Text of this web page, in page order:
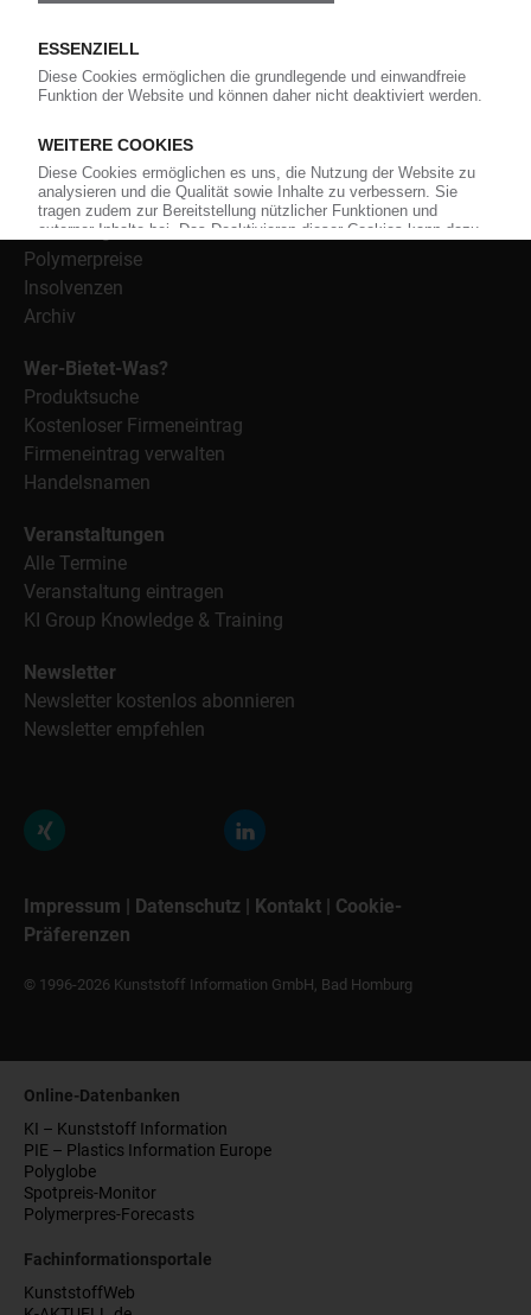
Bezugsquellen für den Einkauf sowie nützlichen Service-
Informationen wie Handelsnamen und Veranstaltungen.
Nachrichten
Alle Nachrichten
Branche
Technologie
Polymerpreise
Insolvenzen
Archiv
Wer-Bietet-Was?
Produktsuche
Kostenloser Firmeneintrag
Firmeneintrag verwalten
Handelsnamen
Veranstaltungen
Alle Termine
Veranstaltung eintragen
KI Group Knowledge & Training
Newsletter
Newsletter kostenlos abonnieren
Newsletter empfehlen
Impressum | Datenschutz | Kontakt | Cookie-
Präferenzen
© 1996-2026 Kunststoff Information GmbH, Bad Homburg
Online-Datenbanken
KI – Kunststoff Information
PIE – Plastics Information Europe
Polyglobe
Spotpreis-Monitor
Polymerpres-Forecasts
Fachinformationsportale
KunststoffWeb